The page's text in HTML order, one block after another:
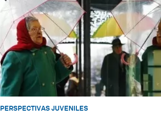
PERSPECTIVAS JUVENILES